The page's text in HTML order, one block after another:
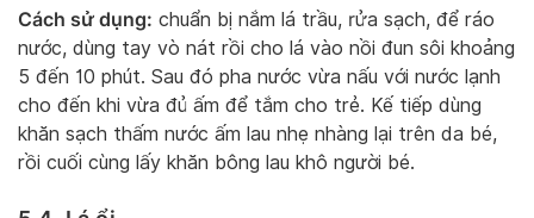
Cách sử dụng: chuẩn bị nắm lá trầu, rửa sạch, để ráo
nước, dùng tay vò nát rồi cho lá vào nồi đun sôi khoảng
5 đến 10 phút. Sau đó pha nước vừa nấu với nước lạnh
cho đến khi vừa đủ ấm để tắm cho trẻ. Kế tiếp dùng
khăn sạch thấm nước ấm lau nhẹ nhàng lại trên da bé,
rồi cuối cùng lấy khăn bông lau khô người bé.